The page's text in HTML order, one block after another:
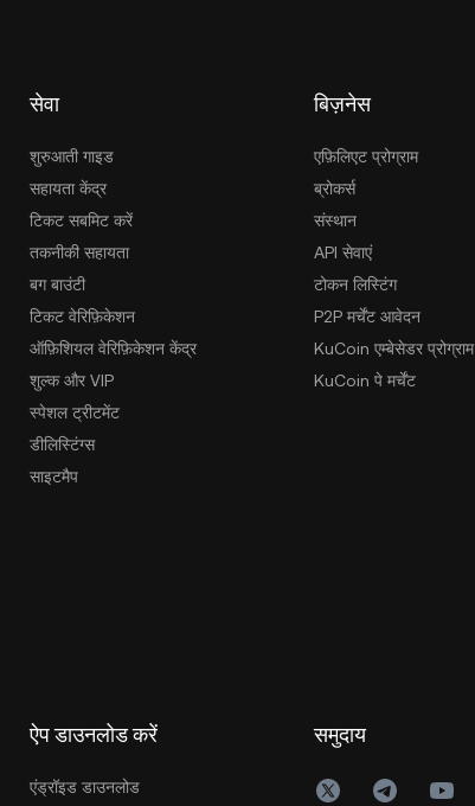
सेवा
शुरुआती गाइड
सहायता केंद्र
टिकट सबमिट करें
तकनीकी सहायता
बग बाउंटी
टिकट वेरिफ़िकेशन
ऑफ़िशियल वेरिफ़िकेशन केंद्र
शुल्क और VIP
स्पेशल ट्रीटमेंट
डीलिस्टिंग्स
साइटमैप
बिज़नेस
एफ़िलिएट प्रोग्राम
ब्रोकर्स
संस्थान
API सेवाएं
टोकन लिस्टिंग
P2P मर्चेंट आवेदन
KuCoin एम्बेसेडर प्रोग्राम
KuCoin पे मर्चेंट
ऐप डाउनलोड करें
एंड्रॉइड डाउनलोड
समुदाय